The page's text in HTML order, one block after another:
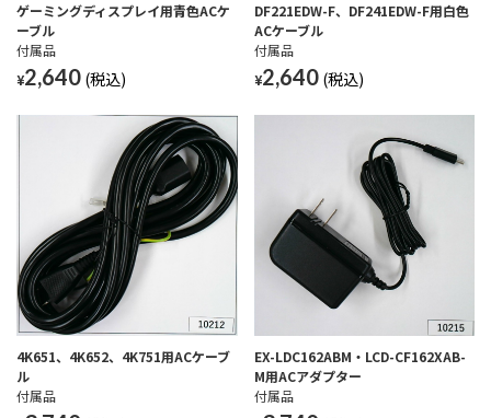
ゲーミングディスプレイ用青色ACケ
ーブル
付属品
¥2,640
DF221EDW-F、DF241EDW-F用白色
ACケーブル
付属品
¥2,640
4K651、4K652、4K751用ACケーブ
ル
付属品
EX-LDC162ABM・LCD-CF162XAB-
M用ACアダプター
付属品